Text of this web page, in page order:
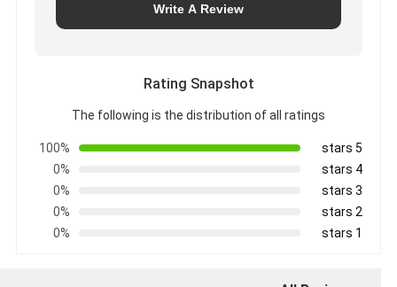
Write A Review
Rating Snapshot
The following is the distribution of all ratings
5 stars
100%
4 stars
0%
3 stars
0%
2 stars
0%
1 stars
0%